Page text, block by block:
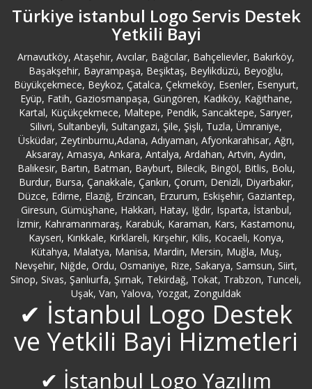
Sultanbeyli Logo Bayi
Sultangazi Logo Bayi
Tuzla Logo Bayi
Ümraniye Logo Bayi
Üsküdar Logo Bayi
Zeytinburnu Logo Bayi
Türkiye istanbul Logo Servis Destek
Yetkili Bayi
Arnavutköy, Ataşehir, Avcılar, Bağcılar, Bahçelievler, Bakırköy,
Başakşehir, Bayrampaşa, Beşiktaş, Beylikdüzü, Beyoğlu,
Büyükçekmece, Beykoz, Çatalca, Çekmeköy, Esenler, Esenyurt,
Eyüp, Fatih, Gaziosmanpaşa, Güngören, Kadıköy, Kağıthane,
Kartal, Küçükçekmece, Maltepe, Pendik, Sancaktepe, Sarıyer,
Silivri, Sultanbeyli, Sultangazi, Şile, Şişli, Tuzla, Ümraniye,
Üsküdar, Zeytinburnu,Adana, Adıyaman, Afyonkarahisar, Ağrı,
Aksaray, Amasya, Ankara, Antalya, Ardahan, Artvin, Aydın,
Balıkesir, Bartın, Batman, Bayburt, Bilecik, Bingöl, Bitlis, Bolu,
Burdur, Bursa, Çanakkale, Çankırı, Çorum, Denizli, Diyarbakır,
Düzce, Edirne, Elazığ, Erzincan, Erzurum, Eskişehir, Gaziantep,
Giresun, Gümüşhane, Hakkari, Hatay, Iğdır, Isparta, İstanbul,
İzmir, Kahramanmaraş, Karabük, Karaman, Kars, Kastamonu,
Kayseri, Kırıkkale, Kırklareli, Kırşehir, Kilis, Kocaeli, Konya,
Kütahya, Malatya, Manisa, Mardin, Mersin, Muğla, Muş,
Nevşehir, Niğde, Ordu, Osmaniye, Rize, Sakarya, Samsun, Siirt,
Sinop, Sivas, Şanlıurfa, Şırnak, Tekirdağ, Tokat, Trabzon, Tunceli,
Uşak, Van, Yalova, Yozgat, Zonguldak
✔ İstanbul Logo Destek
ve Yetkili Bayi Hizmetleri
✔ İstanbul Logo Yazılım